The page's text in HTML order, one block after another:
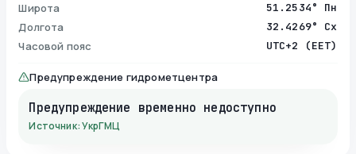
Широта
51.2534° Пн
Долгота 32.4269° Сх
Часовой пояс UTC+2 (EET)
Предупреждение гидрометцентра
Предупреждение временно недоступно
Источник: УкрГМЦ